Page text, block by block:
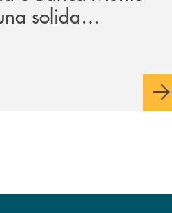
solida
anche per